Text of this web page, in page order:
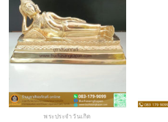
พระประจำวันเกิด